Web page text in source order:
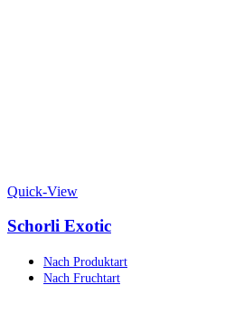
Quick-View
Schorli Exotic
Nach Produktart
Nach Fruchtart